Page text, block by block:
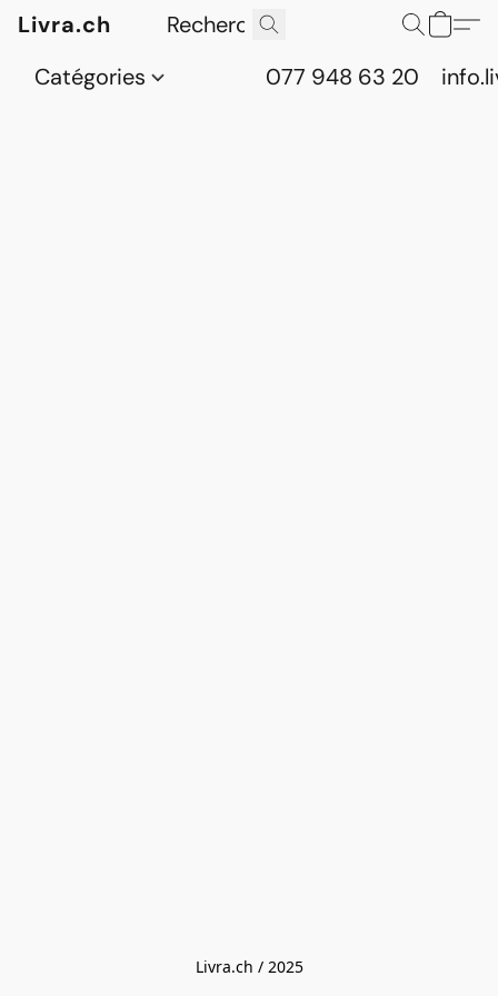
Livra.ch
Catégories
077 948 63 20
Livra.ch / 2025